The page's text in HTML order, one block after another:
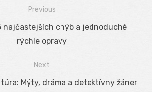
Previous
najčastejších chýb a jednoduché
rýchle opravy
Next
Mýty, dráma a detektívny žáner